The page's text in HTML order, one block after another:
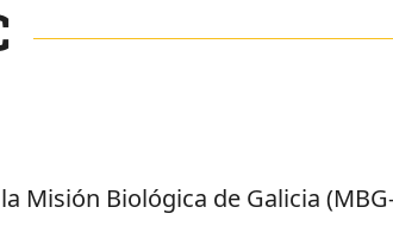
Misión Biológica de Galicia